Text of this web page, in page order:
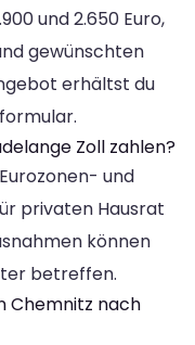
und 2.650 Euro,
gewünschten
erhältst du
Zoll zahlen?
und
privaten Hausrat
können
betreffen.
Chemnitz nach